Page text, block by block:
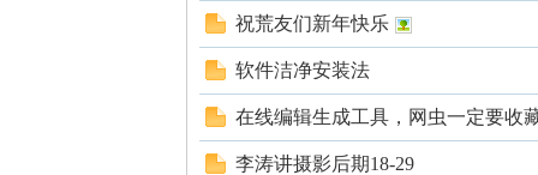
祝荒友们新年快乐
软件洁净安装法
在线编辑生成工具，网虫一定要收
李涛讲摄影后期18-29